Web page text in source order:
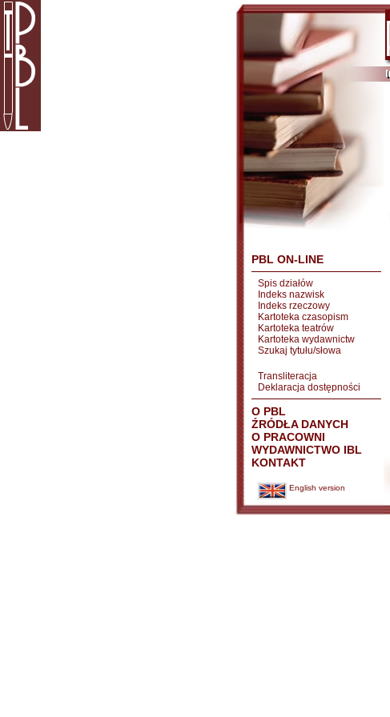
PBL ON-LINE
Spis działów
Indeks nazwisk
Indeks rzeczowy
Kartoteka czasopism
Kartoteka teatrów
Kartoteka wydawnictw
Szukaj tytułu/słowa
Transliteracja
Deklaracja dostępności
O PBL
ŹRÓDŁA DANYCH
O PRACOWNI
WYDAWNICTWO IBL
KONTAKT
English version